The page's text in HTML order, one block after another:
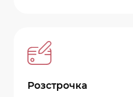
Розстрочка